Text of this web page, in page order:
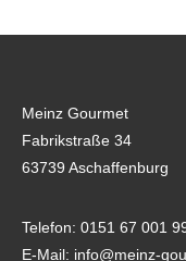
Meinz Gourmet
Fabrikstraße 34
63739 Aschaffenburg
Telefon: 0151 67 001
E-Mail: info@meinz-